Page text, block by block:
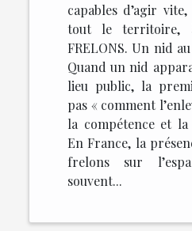
capables d’agir
tout le territoire, à
FRELONS. Un nid
Quand un nid
lieu public, la
pas « comment
la compétence et
En France, la
frelons sur
souvent...